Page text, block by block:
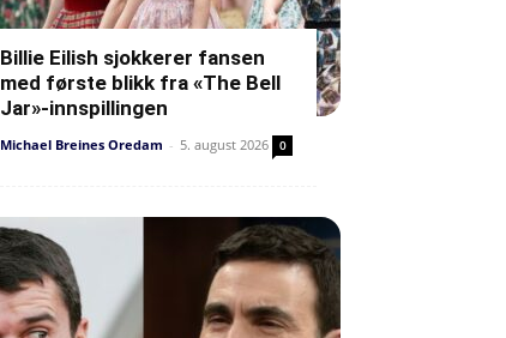
Billie Eilish sjokkerer fansen
med første blikk fra «The Bell
Jar»-innspillingen
Michael Breines Oredam - 5. august 2026 0